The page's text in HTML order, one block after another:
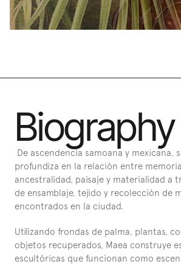
Biography
profundiza en la relación entre
ancestralidad, paisaje y materialidad a
de ensamblaje, tejido y recolección de
encontrados en la ciudad.
Utilizando frondas de palma, plantas,
objetos recuperados, Maea construye
escultóricas que funcionan como